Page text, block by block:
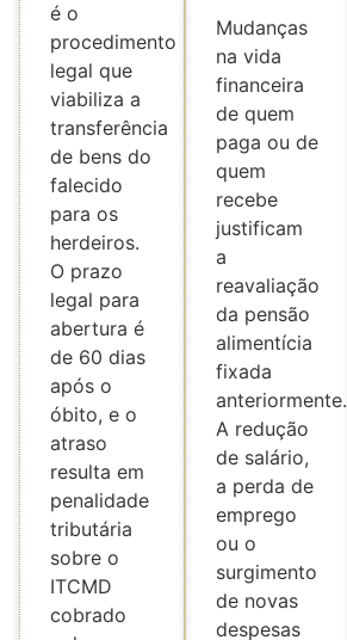
é o
procedimento
legal que
viabiliza a
transferência
de bens do
falecido
para os
herdeiros.
O prazo
legal para
abertura é
de 60 dias
após o
óbito, e o
atraso
resulta em
penalidade
tributária
sobre o
ITCMD
cobrado
Mudanças
na vida
financeira
de quem
paga ou de
quem
recebe
justificam
a
reavaliação
da pensão
alimentícia
fixada
anteriormente.
A redução
de salário,
a perda de
emprego
ou o
surgimento
de novas
despesas